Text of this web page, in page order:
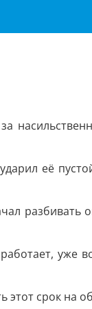
её
разбивать
уже
этот срок на